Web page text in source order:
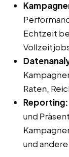
Echtzeit
Raten,
Reporting:
und
und